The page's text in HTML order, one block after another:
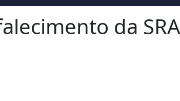
da SRA.